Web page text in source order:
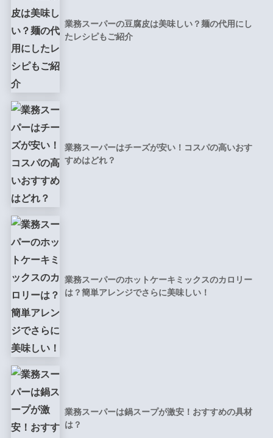
業務スーパーの豆腐皮は美味しい？麺の代用にし
たレシピもご紹介
業務スーパーはチーズが安い！コスパの高いおす
すめはどれ？
業務スーパーのホットケーキミックスのカロリー
は？簡単アレンジでさらに美味しい！
業務スーパーは鍋スープが激安！おすすめの具材
は？